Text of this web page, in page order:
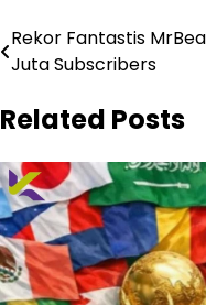
Navigasi
Rekor Fantastis
Juta Subscribers
Related Posts